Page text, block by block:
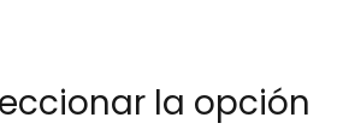
la opción